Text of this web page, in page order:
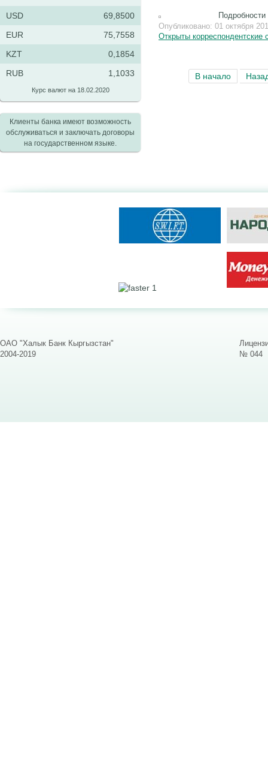
Подробности
Опубликовано: 01 октября
Открыты корреспондентские
В начало
USD
69,8500
EUR
75,7558
KZT
0,1854
RUB
1,1033
Курс валют на 18.02.2020
Клиенты банка имеют возможность
обслуживаться и заключать договоры
на государственном языке.
ОАО "Халык Банк Кыргызстан"
2004-2019
№ 044